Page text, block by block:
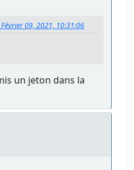
09, 2021, 10:31:06
un jeton dans la